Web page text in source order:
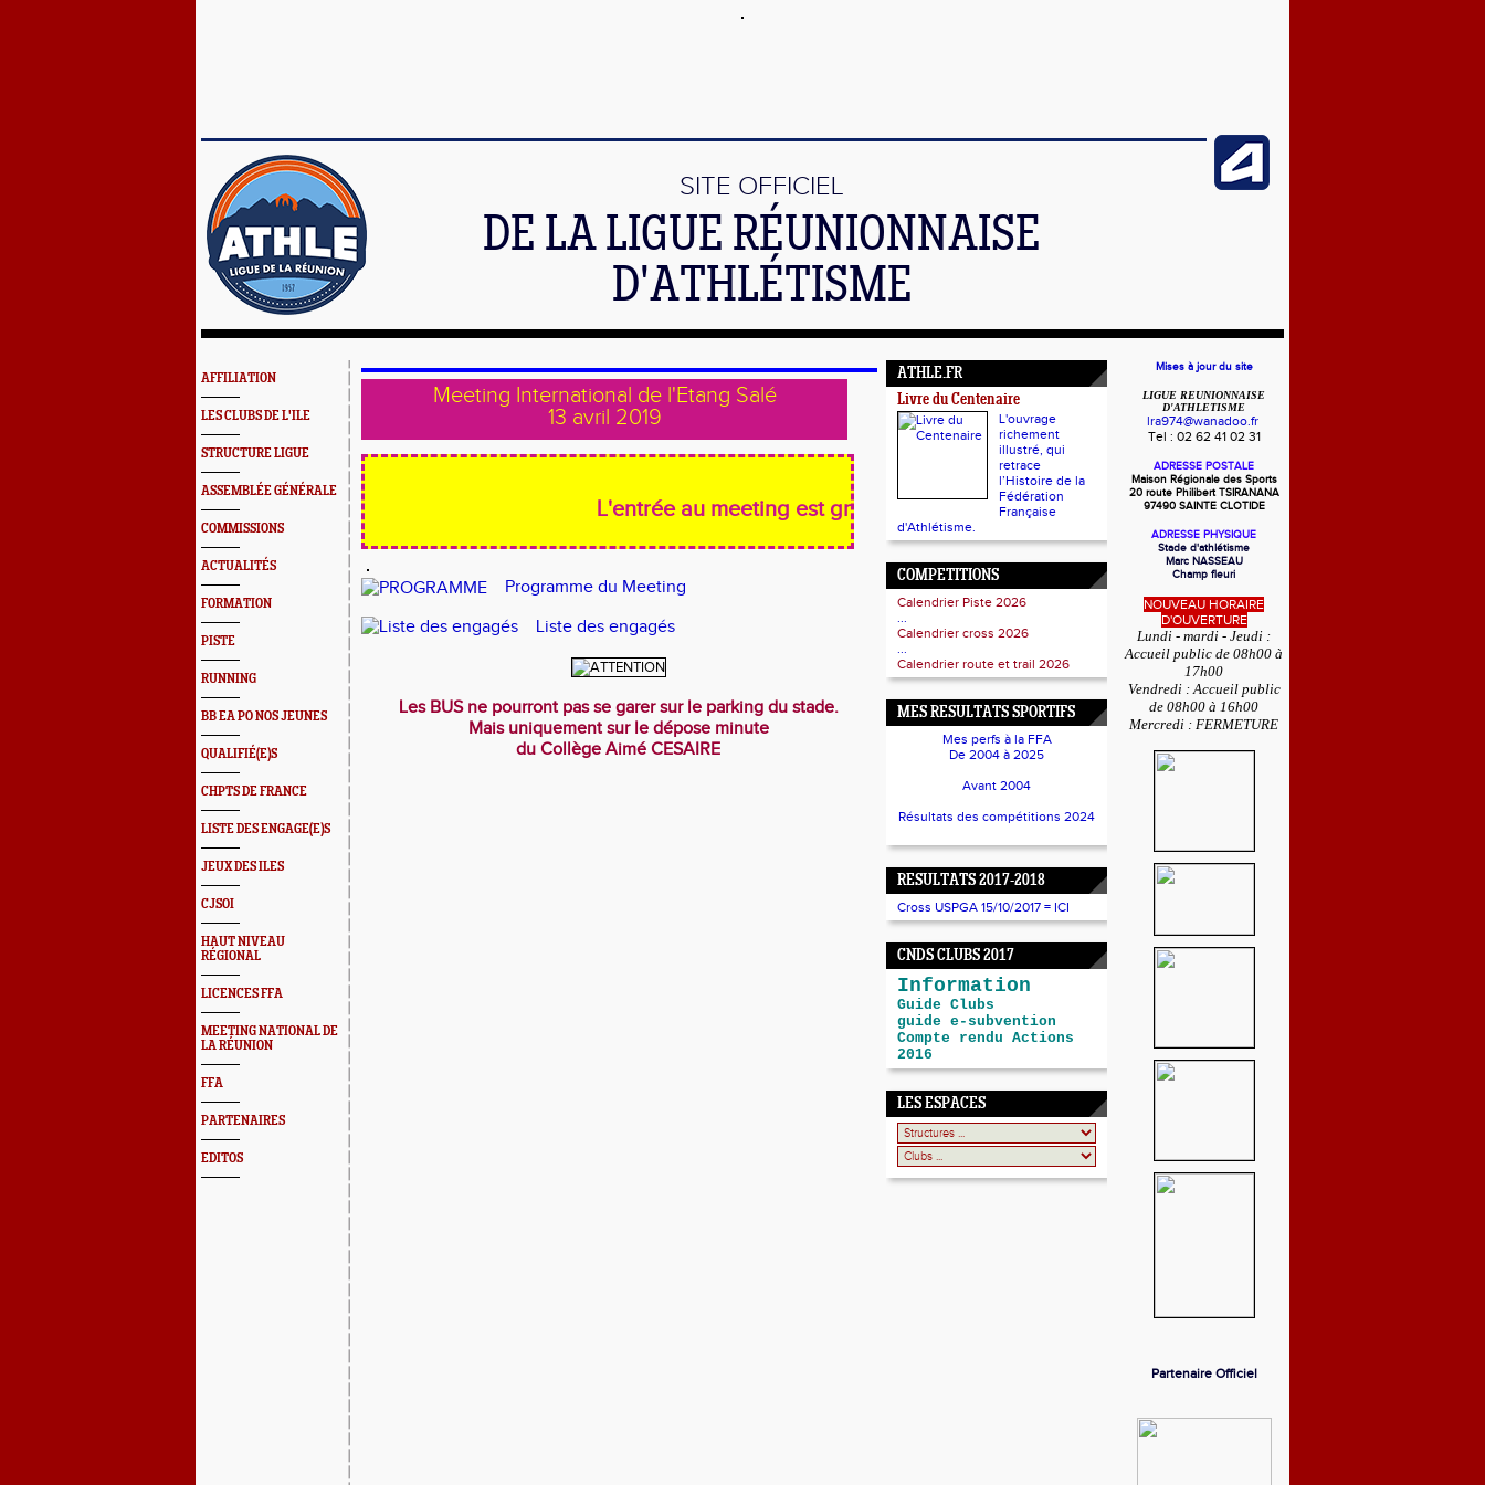
SITE OFFICIEL
DE LA LIGUE RÉUNIONNAISE
D'ATHLÉTISME
AFFILIATION
LES CLUBS DE L'ILE
STRUCTURE LIGUE
ASSEMBLÉE GÉNÉRALE
COMMISSIONS
ACTUALITÉS
FORMATION
PISTE
RUNNING
BB EA PO NOS JEUNES
QUALIFIÉ(E)S
CHPTS DE FRANCE
LISTE DES ENGAGE(E)S
JEUX DES ILES
CJSOI
HAUT NIVEAU
RÉGIONAL
LICENCES FFA
MEETING NATIONAL DE
LA RÉUNION
FFA
PARTENAIRES
EDITOS
Meeting International de l'Etang Salé
13 avril 2019
L'entrée au meeting est gratuite
Programme du Meeting
Liste des engagés
Les BUS ne pourront pas se garer sur le parking du stade.
Mais uniquement sur le dépose minute
du Collège Aimé CESAIRE
ATHLE.FR
Livre du Centenaire
L'ouvrage
richement
illustré, qui
retrace
l’Histoire de la
Fédération
Française
d'Athlétisme.
COMPETITIONS
Calendrier Piste 2026
...
Calendrier cross 2026
...
Calendrier route et trail 2026
MES RESULTATS SPORTIFS
Mes perfs à la FFA
De 2004 à 2025
Avant 2004
Résultats des compétitions 2024
RESULTATS 2017-2018
Cross USPGA 15/10/2017 = ICI
CNDS CLUBS 2017
Information
Guide Clubs
guide e-subvention
Compte rendu Actions
2016
LES ESPACES
Mises à jour du site
LIGUE REUNIONNAISE
D'ATHLETISME
lra974@wanadoo.fr
Tel : 02 62 41 02 31
ADRESSE POSTALE
Maison Régionale des Sports
20 route Philibert TSIRANANA
97490 SAINTE CLOTIDE
ADRESSE PHYSIQUE
Stade d'athlétisme
Marc NASSEAU
Champ fleuri
NOUVEAU HORAIRE
D'OUVERTURE
Lundi - mardi - Jeudi :
Accueil public de 08h00 à
17h00
Vendredi : Accueil public
de 08h00 à 16h00
Mercredi : FERMETURE
Partenaire Officiel